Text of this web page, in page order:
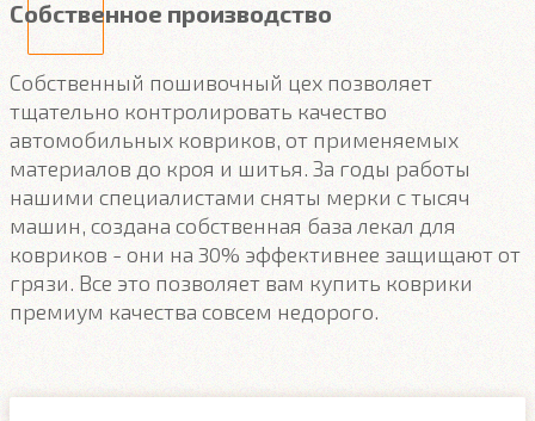
Собственное производство
Собственный пошивочный цех позволяет
тщательно контролировать качество
автомобильных ковриков, от применяемых
материалов до кроя и шитья. За годы работы
нашими специалистами сняты мерки с тысяч
машин, создана собственная база лекал для
ковриков - они на 30% эффективнее защищают от
грязи. Все это позволяет вам купить коврики
премиум качества совсем недорого.